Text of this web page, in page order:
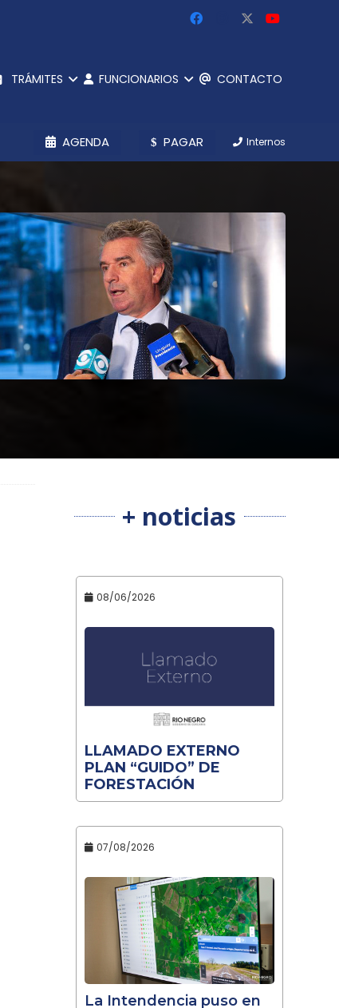
TRÁMITES FUNCIONARIOS CONTACTO
AGENDA PAGAR Internos
+ noticias
08/06/2026
LLAMADO EXTERNO
PLAN “GUIDO” DE
FORESTACIÓN
07/08/2026
La Intendencia puso en